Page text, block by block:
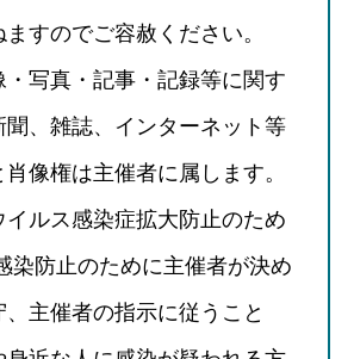
すのでご容赦ください。
・写真・記事・記録等に関す
聞、雑誌、インターネット等
像権は主催者に属します。
イルス感染症拡大防止のため
染防止のために主催者が決め
主催者の指示に従うこと